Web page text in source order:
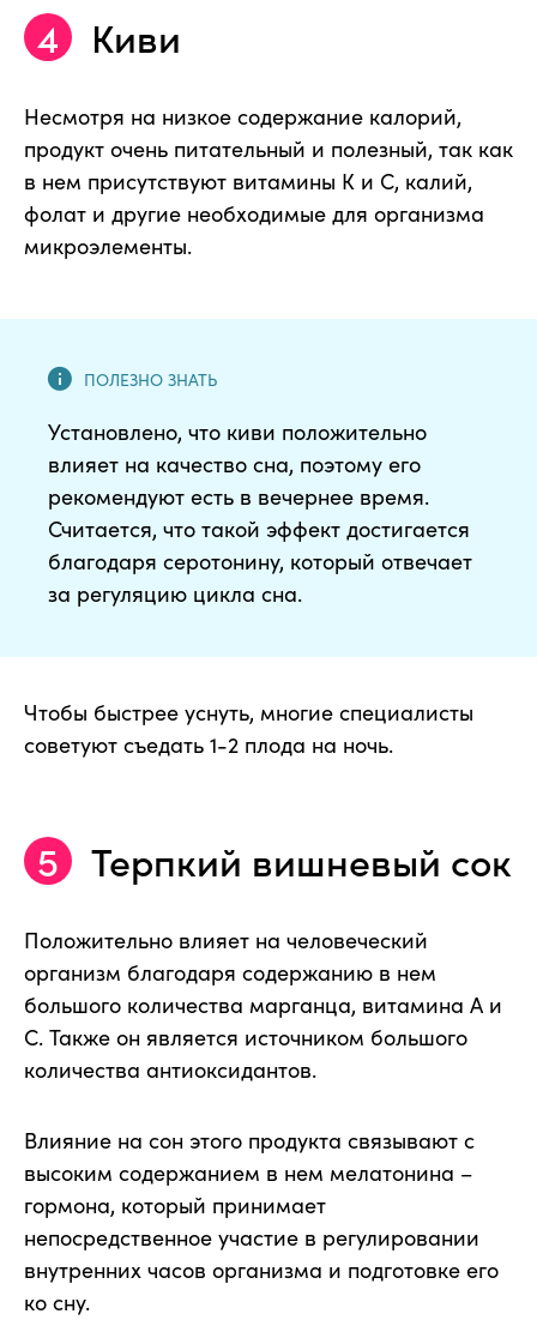
Киви
Несмотря на низкое содержание калорий,
продукт очень питательный и полезный, так как
в нем присутствуют витамины К и С, калий,
фолат и другие необходимые для организма
микроэлементы.
Установлено, что киви положительно
влияет на качество сна, поэтому его
рекомендуют есть в вечернее время.
Считается, что такой эффект достигается
благодаря серотонину, который отвечает
за регуляцию цикла сна.
Чтобы быстрее уснуть, многие специалисты
советуют съедать 1-2 плода на ночь.
Терпкий вишневый сок
Положительно влияет на человеческий
организм благодаря содержанию в нем
большого количества марганца, витамина А и
С. Также он является источником большого
количества антиоксидантов.
Влияние на сон этого продукта связывают с
высоким содержанием в нем мелатонина –
гормона, который принимает
непосредственное участие в регулировании
внутренних часов организма и подготовке его
ко сну.